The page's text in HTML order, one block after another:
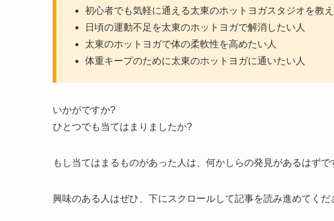
初心者でも気軽に通える太東のホットヨガスタジオを教
日頃の運動不足を太東のホットヨガで解消したい人
太東のホットヨガで体の柔軟性を高めたい人
体重キープのために太東のホットヨガに通いたい人
いかがですか?
ひとつでも当てはまりましたか?
もし当てはまるものがあった人は、何かしらの発見があるはずで
興味のある人はぜひ、下にスクロールして記事を読み進めてくだ